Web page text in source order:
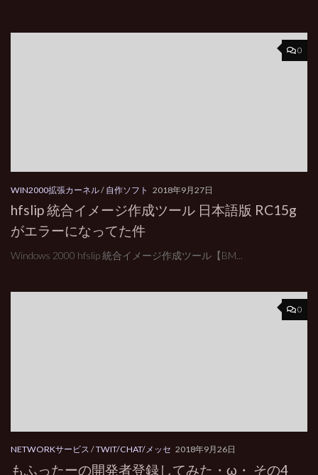
0
WIN2000拡張カーネル/ 自作ソフト 2018年9月27日
hfslip 統合イメージ作成ツール 日本語版 RC15g
がエラーになってた件
Windows 2000 hfslip 統合イメージ作成ツール【BM...
0
NETWORKサービス /TWIT/CHAT/メッセ 2018年9月26日
もふったーの開発者登録してみた・ω・ その4